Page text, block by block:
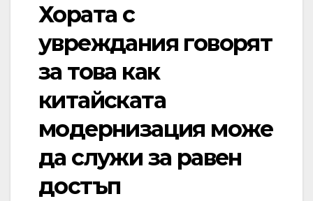
Хората с
увреждания говорят
за това как
китайската
модернизация може
да служи за равен
достъп